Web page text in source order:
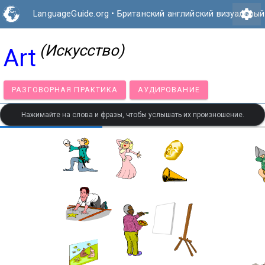
LanguageGuide.org • Британский английский settings
Art (Искусство)
РАЗГОВОРНАЯ ПРАКТИКА АУДИРОВАНИЕ
Нажимайте на слова и фразы, чтобы услышать их произношение.